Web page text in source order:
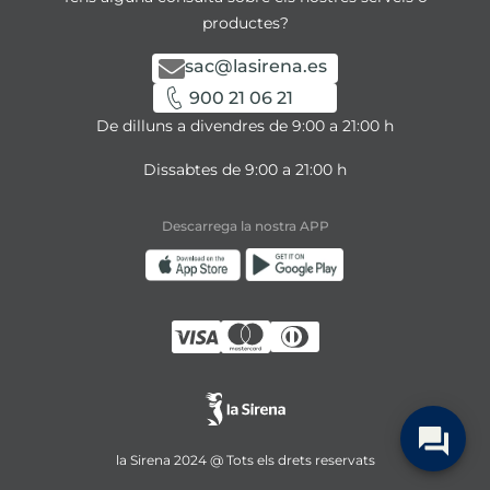
productes?
sac@lasirena.es
900 21 06 21
De dilluns a divendres de 9:00 a 21:00 h
Dissabtes de 9:00 a 21:00 h
Descarrega la nostra APP
la Sirena 2024 @ Tots els drets reservats